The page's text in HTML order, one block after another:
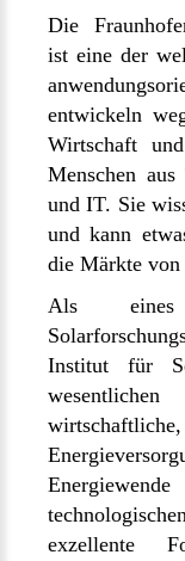
Die
ist eine der
entwickeln
Wirtschaft
Menschen
und IT. Sie
und kann
die Märkte von
Als
Institut für
exzellente